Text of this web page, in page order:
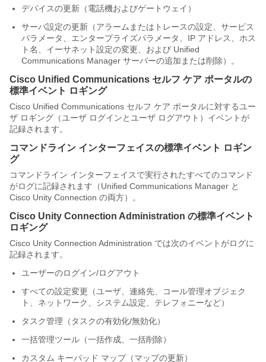
デバイスの更新（電話機およびゲートウェイ）
サーバ設定の更新（アラームまたはトレースの設定、サービス
パラメータ、エンタープライズパラメータ、IP アドレス、ホス
ト名、イーサネット設定の変更、および Unified
Communications Manager サーバーの追加または削除）。
Cisco Unified Communications セルフ ケア ポータルの
標準イベント ロギング
Cisco Unified Communications セルフ ケア ポータルに対するユー
ザ ロギング（ユーザ ログインとユーザ ログアウト）イベントが
記録されます。
コマンドライン インターフェイスの標準イベント ロギン
グ
コマンドライン インターフェイスで実行されたすべてのコマンド
がログに記録されます（Unified Communications Manager と
Cisco Unity Connection の両方）。
Cisco Unity Connection Administration の標準イベント
ロギング
Cisco Unity Connection Administration では次のイベントがログに
記録されます。
ユーザーのログイン/ログアウト
すべての設定変更（ユーザ、連絡先、コール管理オブジェク
ト、ネットワーク、システム設定、テレフォニーなど）
タスク管理（タスクの有効化/無効化）
一括管理ツール（一括作成、一括削除）
カスタム キーパッド マップ（マップの更新）